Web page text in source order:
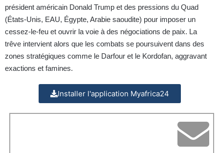
président américain Donald Trump et des pressions du Quad
(États-Unis, EAU, Égypte, Arabie saoudite) pour imposer un
cessez-le-feu et ouvrir la voie à des négociations de paix. La
trêve intervient alors que les combats se poursuivent dans des
zones stratégiques comme le Darfour et le Kordofan, aggravant
exactions et famines.
Installer l'application Myafrica24